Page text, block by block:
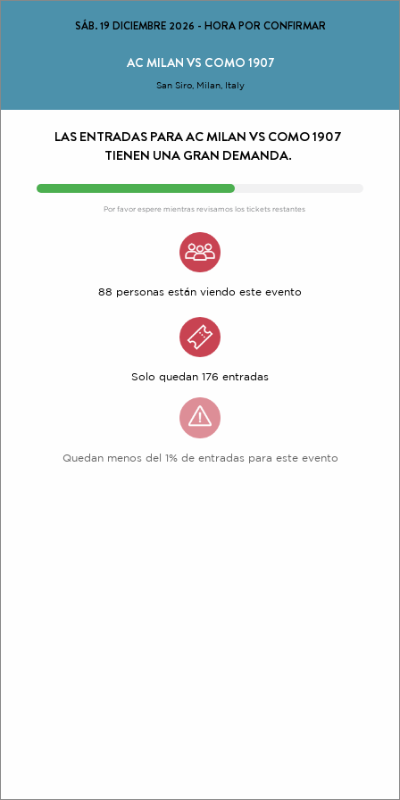
SÁB. 19 DICIEMBRE 2026 - HORA POR CONFIRMAR
AC MILAN VS COMO 1907
San Siro, Milan, Italy
LAS ENTRADAS PARA AC MILAN VS COMO 1907
TIENEN UNA GRAN DEMANDA.
Por favor espere mientras revisamos los tickets restantes
88 personas están viendo este evento
Solo quedan 176 entradas
Quedan menos del 1% de entradas para este evento